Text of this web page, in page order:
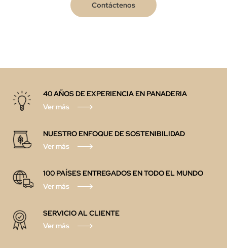
Contáctenos
40 AÑOS DE EXPERIENCIA EN PANADERIA
Ver más
NUESTRO ENFOQUE DE SOSTENIBILIDAD
Ver más
100 PAÍSES ENTREGADOS EN TODO EL MUNDO
Ver más
SERVICIO AL CLIENTE
Ver más